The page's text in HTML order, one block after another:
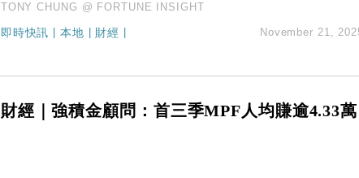
TONY CHUNG @ FORTUNE INSIGHT
即時快訊 |本地 財經 November 21,
財經｜強積金顧問：首三季MPF人均賺逾4.33萬